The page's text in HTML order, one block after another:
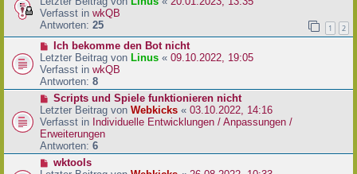
g
e
i
t
a
g
u
e
r
B
e
i
t
a
g
Verfasst in wkQB
Antworten: 25 1 2
N
e
u
e
r
B
e
i
t
r
a
Ich bekomme den Bot nicht
Letzter Beitrag von Linus « 09.10.2022, 19:05
Verfasst in wkQB
Antworten: 8
N
e
u
e
r
B
e
Scripts und Spiele funktionieren nicht
Letzter Beitrag von Webkicks « 03.10.2022, 14:16
Verfasst in Individuelle Entwicklungen / Anpassungen /
Erweiterungen
Antworten: 6
Nwktools